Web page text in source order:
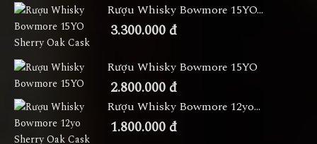
Rượu Whisky Bowmore 15YO...
3.300.000 đ
Rượu Whisky Bowmore 15YO
2.800.000 đ
Rượu Whisky Bowmore 12yo...
1.800.000 đ